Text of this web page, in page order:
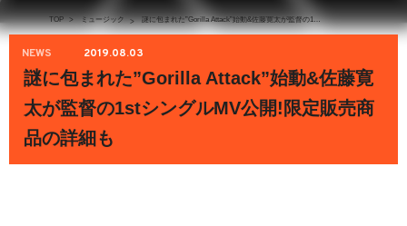
TOP > ミュージック > 謎に包まれた”Gorilla Attack”始動&佐藤寛太が監督の1stシングルMV公開!限定販売商品の詳細も
NEWS 2019.08.03
謎に包まれた”Gorilla Attack”始動&佐藤寛
太が監督の1stシングルMV公開!限定販売商
品の詳細も